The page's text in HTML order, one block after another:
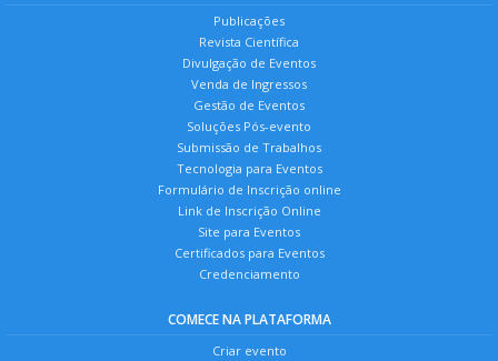
Publicações
Revista Científica
Divulgação de Eventos
Venda de Ingressos
Gestão de Eventos
Soluções Pós-evento
Submissão de Trabalhos
Tecnologia para Eventos
Formulário de Inscrição online
Link de Inscrição Online
Site para Eventos
Certificados para Eventos
Credenciamento
COMECE NA PLATAFORMA
Criar evento